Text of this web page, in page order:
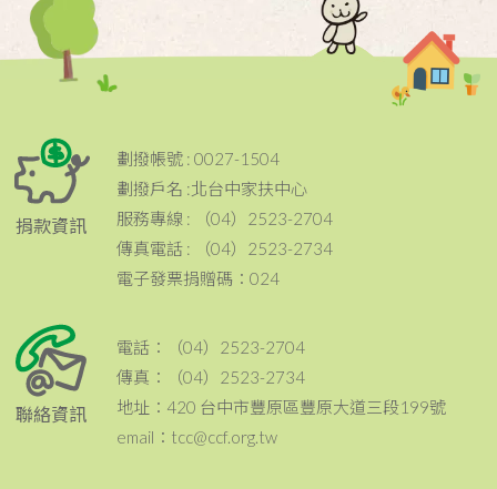
捐款資訊
劃撥帳號 : 0027-1504
劃撥戶名 :北台中家扶中心
服務專線 : （04）2523-2704
傳真電話 : （04）2523-2734
電子發票捐贈碼：024
聯絡資訊
電話：（04）2523-2704
傳真：（04）2523-2734
地址：420 台中市豐原區豐原大道三段199號
email：tcc@ccf.org.tw